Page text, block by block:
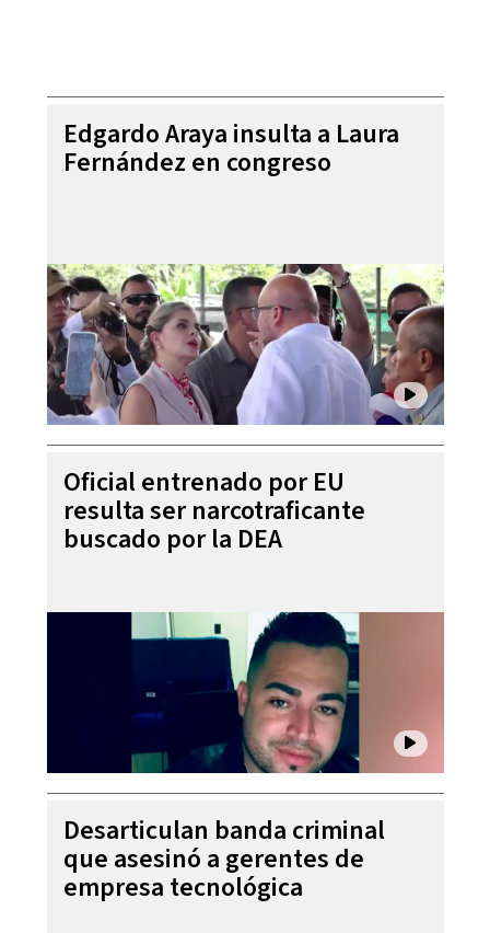
Edgardo Araya insulta a Laura
Fernández en congreso
Oficial entrenado por EU
resulta ser narcotraficante
buscado por la DEA
Desarticulan banda criminal
que asesinó a gerentes de
empresa tecnológica